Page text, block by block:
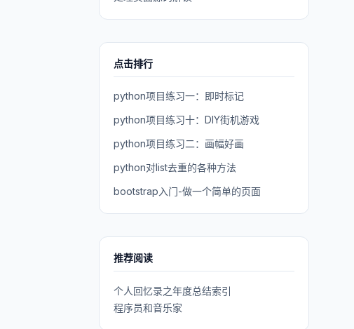
点击排行
python项目练习一：即时标记
python项目练习十：DIY街机游戏
python项目练习二：画幅好画
python对list去重的各种方法
bootstrap入门-做一个简单的页面
推荐阅读
个人回忆录之年度总结索引
程序员和音乐家